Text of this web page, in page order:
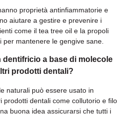
proprietà antinfiammatorie e
aiutare a gestire e prevenire i
come il tea tree oil e la propoli
mantenere le gengive sane.
dentifricio a base di molecole
prodotti dentali?
naturali può essere usato in
prodotti dentali come collutorio e filo
buona idea assicurarsi che tutti i